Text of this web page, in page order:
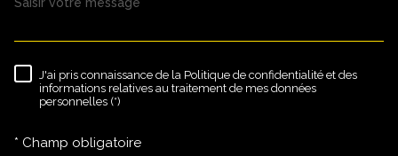
RÈGLEMENTATION
J'ai pris connaissance de la Politique de confidentialité et des
informations relatives au traitement de mes données
personnelles (*)
* Champ obligatoire